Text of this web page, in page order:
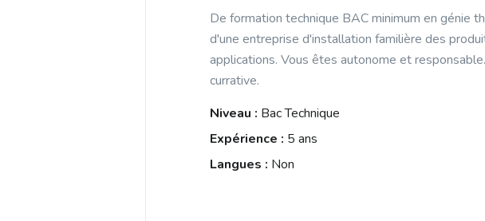
De formation technique BAC minimum en génie
d'une entreprise d'installation familière des
applications. Vous êtes autonome et
currative.
Niveau : Bac Technique
Expérience : 5 ans
Langues : Non